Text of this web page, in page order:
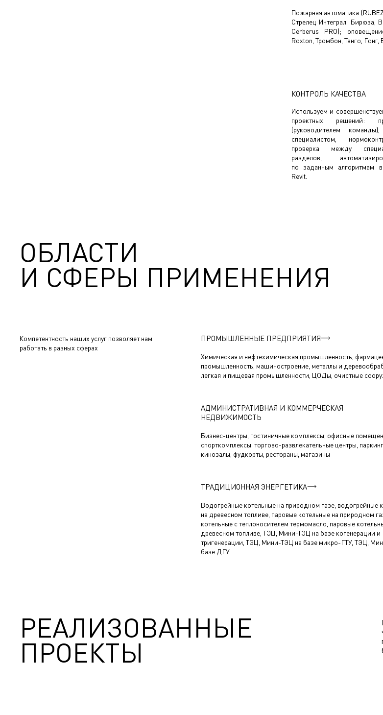
Пожарная автоматика
Стрелец Интеграл, Бирюза,
Cerberus PRO);
Roxton, Тромбон, Танго, Гонг,
КОНТРОЛЬ КАЧЕСТВА
Используем и
проектных решений:
(руководителем
специалистом,
проверка между
разделов,
по заданным алгоритмам
Revit.
ОБЛАСТИ
И СФЕРЫ ПРИМЕНЕНИЯ
Компетентность наших услуг позволяет нам
работать в разных сферах
ПРОМЫШЛЕННЫЕ ПРЕДПРИЯТИЯ
Химическая и нефтехимическая промышленность,
промышленность, машиностроение, металлы и
легкая и пищевая промышленности, ЦОДы, очистные
АДМИНИСТРАТИВНАЯ И КОММЕРЧЕСКАЯ
НЕДВИЖИМОСТЬ
Бизнес-центры, гостиничные комплексы, офисные
спорткомплексы, торгово-развлекательные центры,
кинозалы, фудкорты, рестораны, магазины
ТРАДИЦИОННАЯ ЭНЕРГЕТИКА
Водогрейные котельные на природном газе, водогрейные
на древесном топливе, паровые котельные на природном
котельные с теплоносителем термомасло, паровые
древесном топливе, ТЭЦ, Мини-ТЭЦ на базе когенерации и
тригенерации, ТЭЦ, Мини-ТЭЦ на базе микро-ГТУ, ТЭЦ,
базе ДГУ
РЕАЛИЗОВАННЫЕ
ПРОЕКТЫ